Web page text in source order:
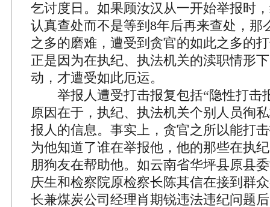
乞讨度日。如果顾汝汉从一开始举报时
认真查处而不是等到8年后再来查处，那
之多的磨难，遭受到贪官的如此之多的
正是因为在执纪、执法机关的渎职情形
动，才遭受如此厄运。
举报人遭受打击报复包括“隐性打击
原因在于，执纪、执法机关个别人员徇
报人的信息。事实上，贪官之所以能打
为他知道了谁在举报他，他的那些在执
朋狗友在帮助他。如云南省华坪县原县
庆生和检察院原检察长陈其信在接到群
长兼煤炭公司经理肖期锐违法违纪问题